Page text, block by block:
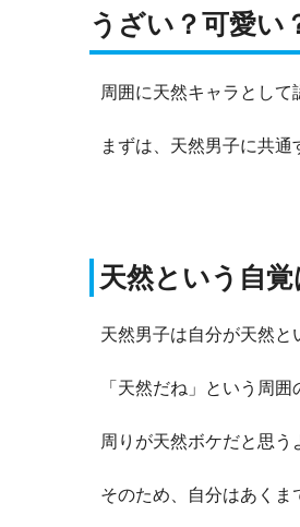
うざい？可愛い
周囲に天然キャラとして
まずは、天然男子に共通
天然という自
天然男子は自分が天然と
「天然だね」という周
周りが天然ボケだと思う
そのため、自分はあくま